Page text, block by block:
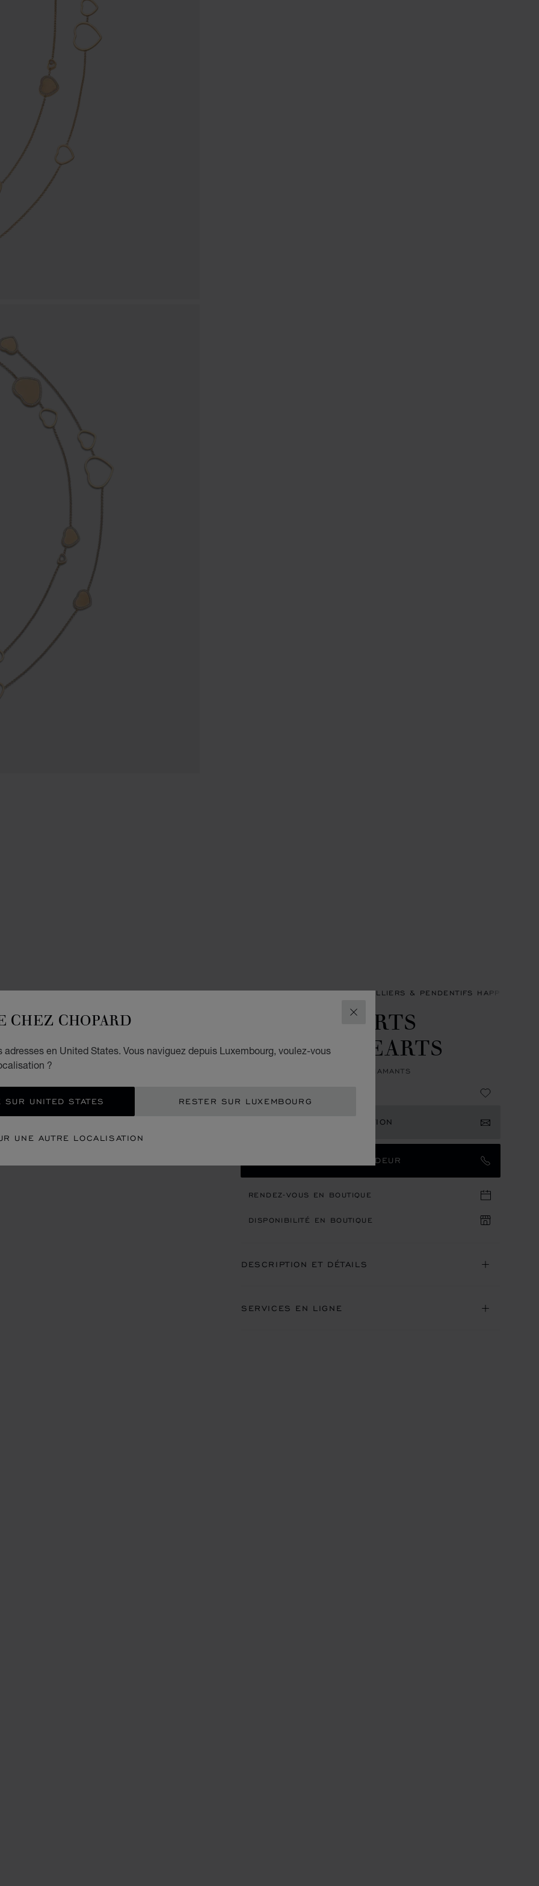
FERMER
CHEZ CHOPARD
adresses en United States. Vous naviguez depuis Luxembourg, voulez-vous
?
UNITED STATES RESTER SUR LUXEMBOURG
UNE AUTRE LOCALISATION
COLLIERS & PENDENTIFS COLLIERS & PENDENTIFS HAPPY
HAPPY HEARTS
GOLDEN HEARTS
SAUTOIR, OR ROSE ÉTHIQUE, DIAMANTS
RECEVOIR UNE NOTIFICATION
CONTACTER UN AMBASSADEUR
RENDEZ-VOUS EN BOUTIQUE
DISPONIBILITÉ EN BOUTIQUE
DESCRIPTION ET DÉTAILS
SERVICES EN LIGNE